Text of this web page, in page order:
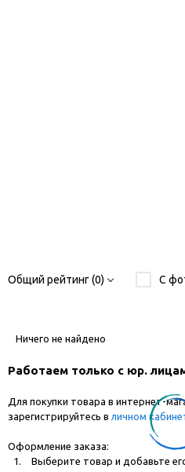
Общий рейтинг (0) С
Ничего не найдено
Работаем только с юр.
Для покупки товара в интернет-
зарегистрируйтесь в личном
Оформление заказа:
Выберите товар и добавьте